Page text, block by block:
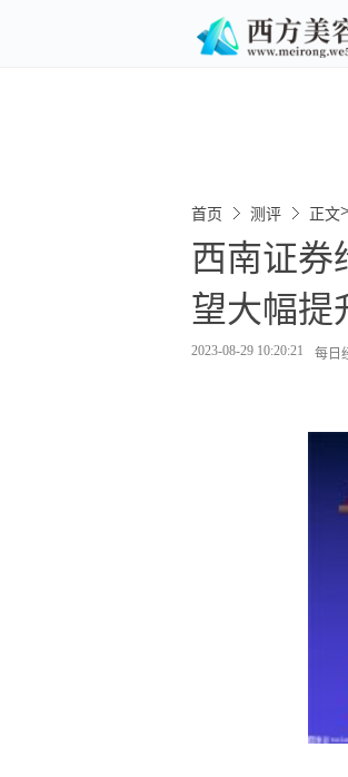
首页 测评 正文
西南证券
望大幅提
2023-08-29 10:20:21 每日